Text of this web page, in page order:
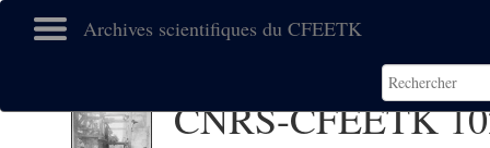
Archives scientifiques du CFEETK
CNRS-CFEETK